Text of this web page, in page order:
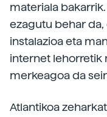
materiala
ezagutu behar
instalazioa eta
internet lehorretik
merkeagoa da
Atlantikoa